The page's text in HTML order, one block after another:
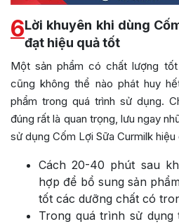
6Lời khuyên khi dùng
đạt hiệu quả tốt
Một sản phẩm có chất lượng
cũng không thể nào phát huy
phẩm trong quá trình sử dụng.
đúng rất là quan trọng, lưu ngay
sử dụng Cốm Lợi Sữa Curmilk hiệu
Cách 20-40 phút sau
hợp để bổ sung sản
tốt các dưỡng chất có
Trong quá trình sử